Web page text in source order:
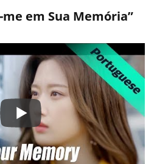
em Sua Memória”